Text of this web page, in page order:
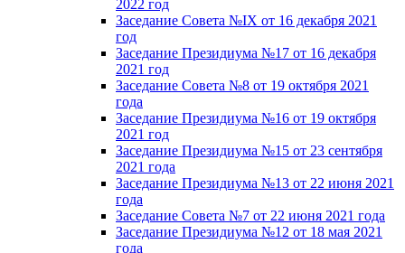
2022 год
Заседание Совета №IX от 16 декабря 2021
год
Заседание Президиума №17 от 16 декабря
2021 год
Заседание Совета №8 от 19 октября 2021
года
Заседание Президиума №16 от 19 октября
2021 год
Заседание Президиума №15 от 23 сентября
2021 года
Заседание Президиума №13 от 22 июня 2021
года
Заседание Совета №7 от 22 июня 2021 года
Заседание Президиума №12 от 18 мая 2021
года